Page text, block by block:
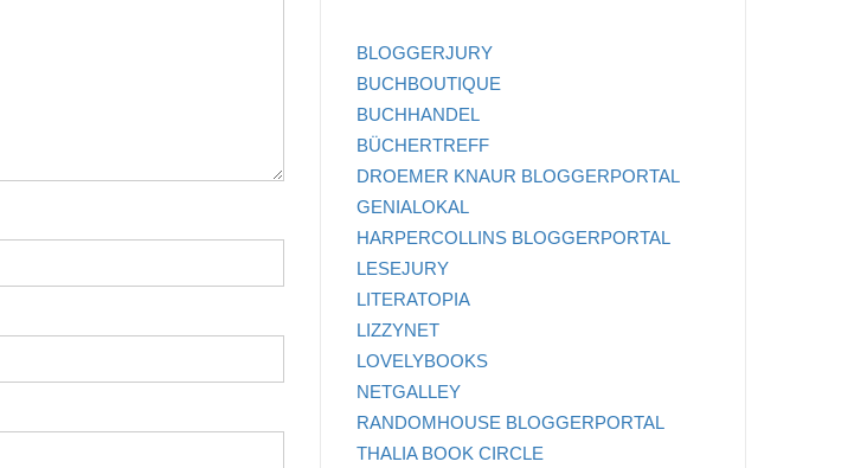
BLOGGERJURY
BUCHBOUTIQUE
BUCHHANDEL
BÜCHERTREFF
DROEMER KNAUR BLOGGERPORTAL
GENIALOKAL
HARPERCOLLINS BLOGGERPORTAL
LESEJURY
LITERATOPIA
LIZZYNET
LOVELYBOOKS
NETGALLEY
RANDOMHOUSE BLOGGERPORTAL
THALIA BOOK CIRCLE